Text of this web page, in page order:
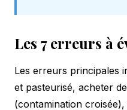
Les 7 erreurs à
Les erreurs principales
et pasteurisé, acheter
(contamination